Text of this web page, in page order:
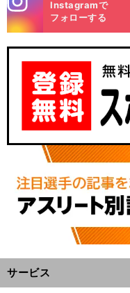
m
Instagramで
フォローする
サービス